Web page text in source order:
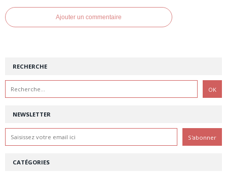
Ajouter un commentaire
NEWSLETTER
RECHERCHE
CATÉGORIES